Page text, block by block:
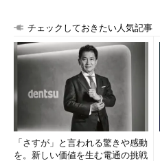
チェックしておきたい人気記事
「さすが」と言われる驚きや感動
を。新しい価値を生む電通の挑戦